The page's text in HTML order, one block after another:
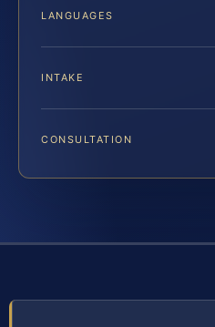
LANGUAGES
INTAKE
CONSULTATION